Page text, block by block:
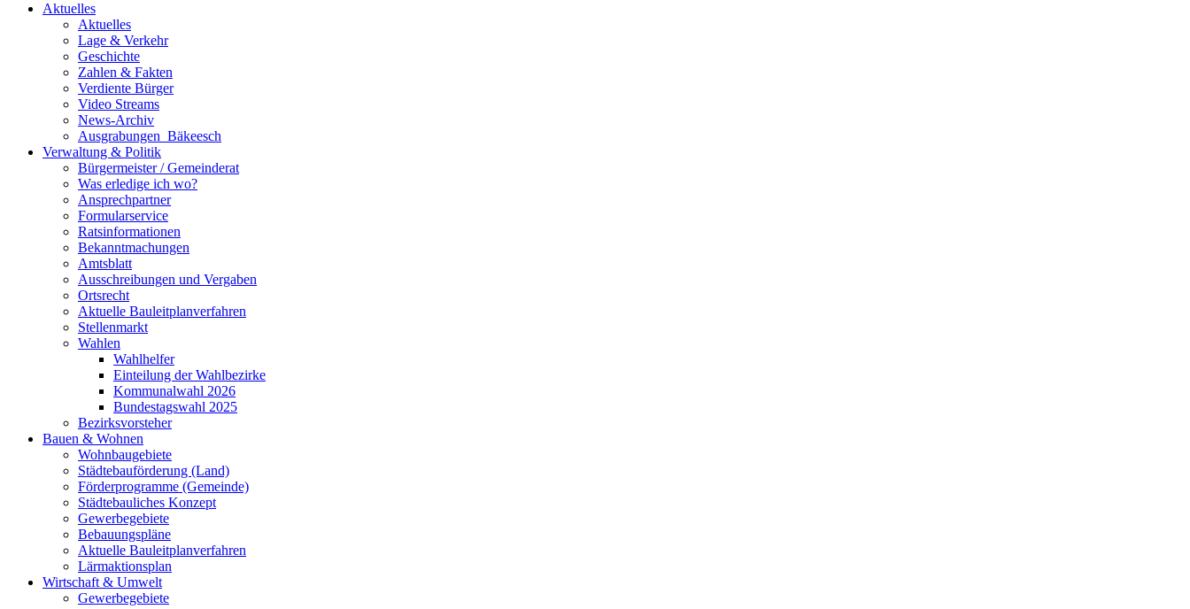
Aktuelles
Aktuelles
Lage & Verkehr
Geschichte
Zahlen & Fakten
Verdiente Bürger
Video Streams
News-Archiv
Ausgrabungen_Bäkeesch
Verwaltung & Politik
Bürgermeister / Gemeinderat
Was erledige ich wo?
Ansprechpartner
Formularservice
Ratsinformationen
Bekanntmachungen
Amtsblatt
Ausschreibungen und Vergaben
Ortsrecht
Aktuelle Bauleitplanverfahren
Stellenmarkt
Wahlen
Wahlhelfer
Einteilung der Wahlbezirke
Kommunalwahl 2026
Bundestagswahl 2025
Bezirksvorsteher
Bauen & Wohnen
Wohnbaugebiete
Städtebauförderung (Land)
Förderprogramme (Gemeinde)
Städtebauliches Konzept
Gewerbegebiete
Bebauungspläne
Aktuelle Bauleitplanverfahren
Lärmaktionsplan
Wirtschaft & Umwelt
Gewerbegebiete